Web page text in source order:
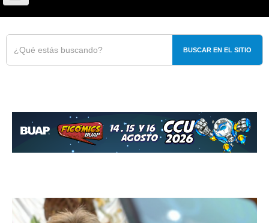
navegación
PUEBLA TLAXCALA OPINIÓN
BUSCAR EN EL SITIO